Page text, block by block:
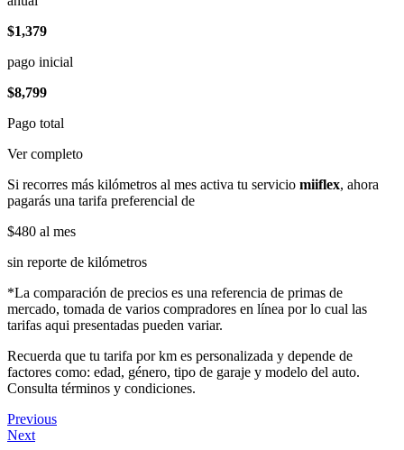
$1,379
pago inicial
$8,799
Pago total
Ver completo
Si recorres más kilómetros al mes activa tu servicio miiflex, ahora
pagarás una tarifa preferencial de
$480 al mes
sin reporte de kilómetros
*La comparación de precios es una referencia de primas de
mercado, tomada de varios compradores en línea por lo cual las
tarifas aqui presentadas pueden variar.
Recuerda que tu tarifa por km es personalizada y depende de
factores como: edad, género, tipo de garaje y modelo del auto.
Consulta términos y condiciones.
Previous
Next